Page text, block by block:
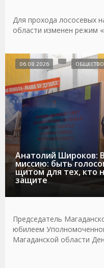
Для прохода лососевых
области изменен режим
Анатолий Широков:
миссию: быть
щитом для тех, кто
защите
06.08.2026 ОБЩЕСТВО
Председатель
юбилеем
Магаданской области